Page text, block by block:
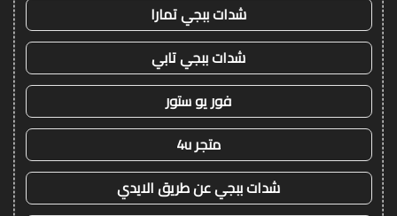
شدات ببجي تمارا
شدات ببجي تابي
فور يو ستور
متجر 4u
شدات ببجي عن طريق الايدي